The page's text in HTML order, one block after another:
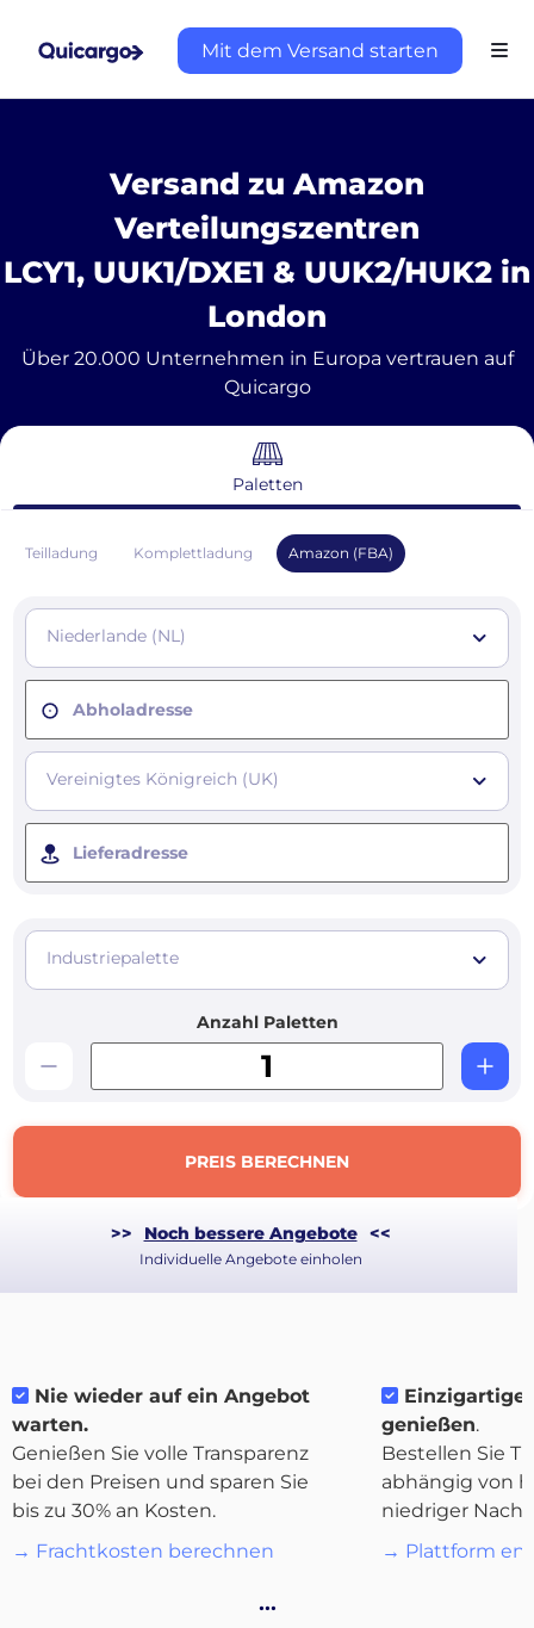
Mit dem Versand starten
Über
Quicargo
Versand zu Amazon
Verteilungszentren
LCY1, UUK1/DXE1 & UUK2/HUK2 in
London
Über 20.000 Unternehmen in Europa vertrauen auf
Quicargo
Paletten
Teilladung Komplettladung Amazon (FBA)
Niederlande (NL)
Abholadresse
Vereinigtes Königreich (UK)
Lieferadresse
Industriepalette
Anzahl Paletten
PREIS BERECHNEN
>> Noch bessere Angebote <<
Individuelle Angebote einholen
Nie wieder auf ein Angebot
warten.
Genießen Sie volle Transparenz
bei den Preisen und sparen Sie
bis zu 30% an Kosten.
→ Frachtkosten berechnen
genießen.
Bestellen Sie
abhängig von
niedriger
→ Plattform
…